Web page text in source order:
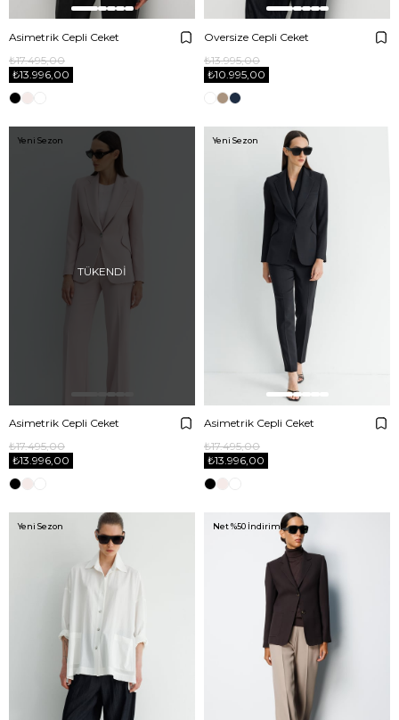
Asimetrik Cepli Ceket
₺13.996,00
₺17.495,00
Oversize Cepli Ceket
₺10.995,00
₺13.995,00
TÜKENDI
Asimetrik Cepli Ceket
₺13.996,00
₺17.495,00
Yeni Sezon
Asimetrik Cepli Ceket
₺13.996,00
₺17.495,00
Yeni Sezon
Yeni Sezon Net %50 İndirim!